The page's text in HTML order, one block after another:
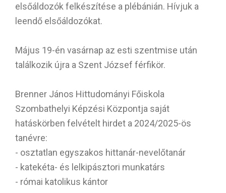
elsőáldozók felkészítése a plébánián. Hívjuk a
leendő elsőáldozókat.
Május 19-én vasárnap az esti szentmise után
találkozik újra a Szent József férfikör.
Brenner János Hittudományi Főiskola
Szombathelyi Képzési Központja saját
hatáskörben felvételt hirdet a 2024/2025-ös
tanévre:
- osztatlan egyszakos hittanár-nevelőtanár
- katekéta- és lelkipásztori munkatárs
- római katolikus kántor